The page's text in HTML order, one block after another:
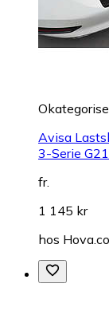
Avisa
3-Serie
fr.
1 145 kr
hos